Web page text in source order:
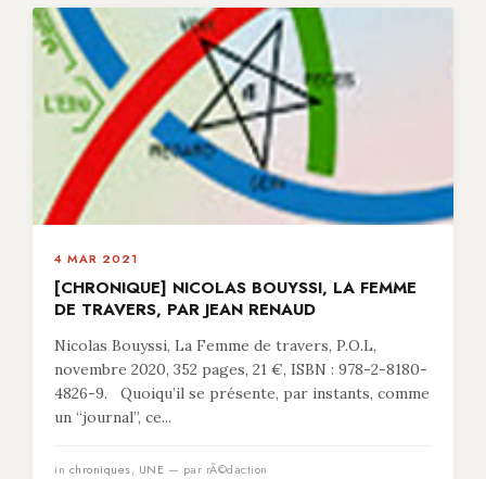
4 MAR 2021
[CHRONIQUE] NICOLAS BOUYSSI, LA FEMME
DE TRAVERS, PAR JEAN RENAUD
Nicolas Bouyssi, La Femme de travers, P.O.L,
novembre 2020, 352 pages, 21 €, ISBN : 978-2-8180-
4826-9. Quoiqu’il se présente, par instants, comme
un “journal”, ce...
in chroniques, UNE — par rÃ©daction